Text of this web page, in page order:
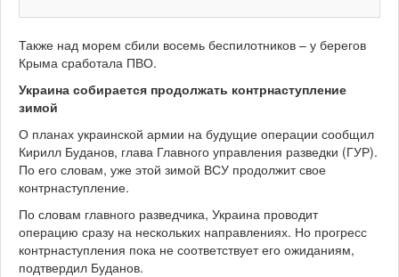
Также над морем сбили восемь беспилотников – у берегов
Крыма сработала ПВО.
Украина собирается продолжать контрнаступление
зимой
О планах украинской армии на будущие операции сообщил
Кирилл Буданов, глава Главного управления разведки (ГУР).
По его словам, уже этой зимой ВСУ продолжит свое
контрнаступление.
По словам главного разведчика, Украина проводит
операцию сразу на нескольких направлениях. Но прогресс
контрнаступления пока не соответствует его ожиданиям,
подтвердил Буданов.